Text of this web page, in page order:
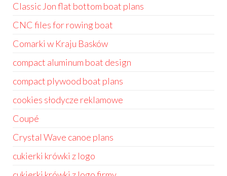
Classic Jon flat bottom boat plans
CNC files for rowing boat
Comarki w Kraju Basków
compact aluminum boat design
compact plywood boat plans
cookies słodycze reklamowe
Coupé
Crystal Wave canoe plans
cukierki krówki z logo